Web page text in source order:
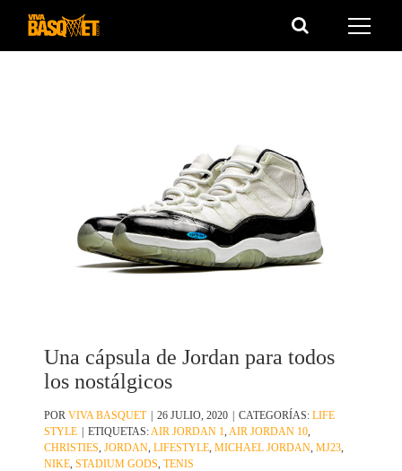
Saltar
Una cápsula de Jordan para todos
los nostálgicos
PORVIVA BASQUET | 26 JULIO, 2020 | CATEGORÍAS:LIFE
STYLE | ETIQUETAS: AIR JORDAN 1 AIR JORDAN 10
CHRISTIES ,JORDAN ,LIFESTYLE ,MICHAEL JORDAN ,MJ23
NIKE ,STADIUM GODS ,TENIS